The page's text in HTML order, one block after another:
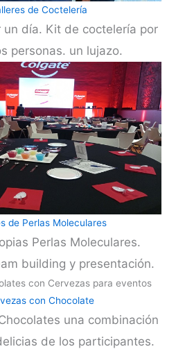
de Coctelería
un día. Kit de coctelería por
personas. un lujazo.
de Perlas Moleculares
Perlas Moleculares.
building y presentación.
con Chocolate
una combinación
de los participantes.